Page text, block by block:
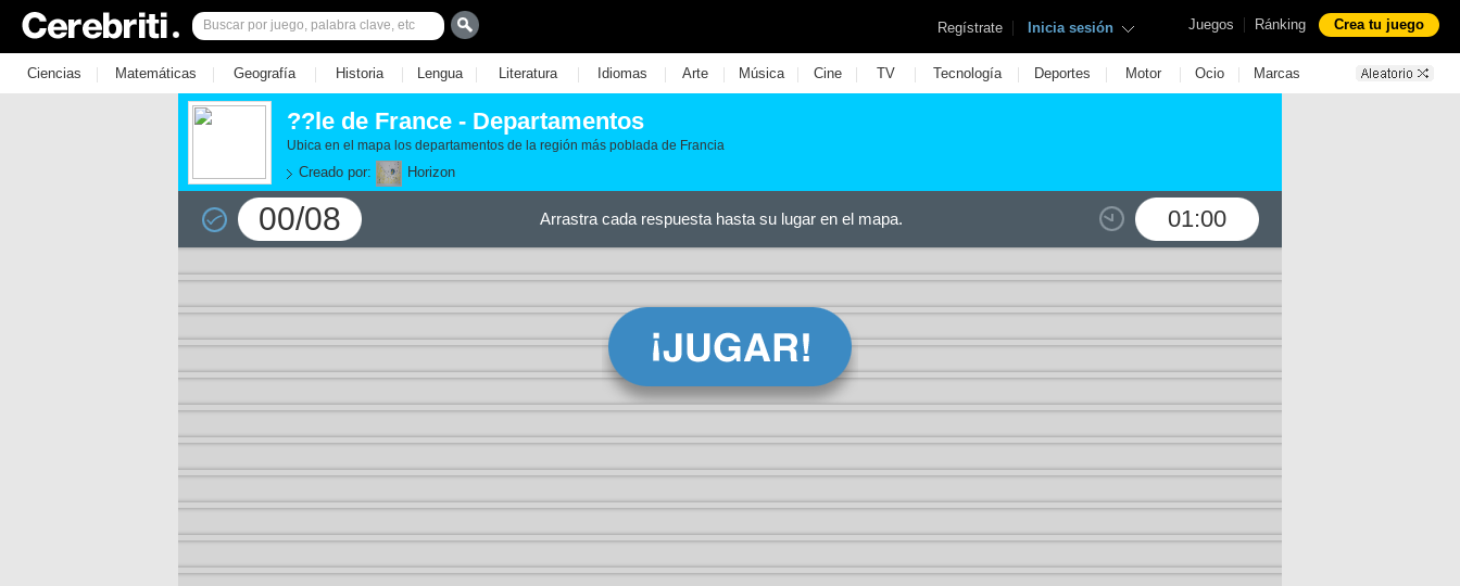
Juegos | Ránking Crea tu juego
Regístrate | Inicia sesión
Ciencias | Matemáticas | Geografía | Historia | Lengua | Literatura | Idiomas | Arte | Música | Cine | TV | Tecnología | Deportes | Motor | Ocio | Marcas
??le de France - Departamentos
Ubica en el mapa los departamentos de la región más poblada de Francia
Creado por: Horizon
00/08 01:00
Arrastra cada respuesta hasta su lugar en el mapa.